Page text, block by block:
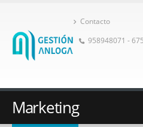
Contacto
958948071 -
Marketing